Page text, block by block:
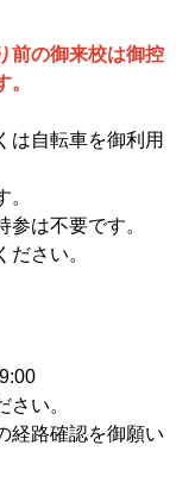
前の御来校は御控
は自転車を御利用
参は不要です。
ださい。
さい。
経路確認を御願い